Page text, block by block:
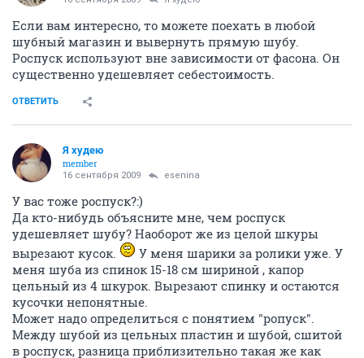
Если вам интересно, то можете поехать в любой
шубный магазин и вывернуть прямую шубу.
Роспуск используют вне зависимости от фасона. Он
существенно удешевляет себестоимость.
ОТВЕТИТЬ
Я худею
member
16 сентября 2009 esenina
У вас тоже роспуск?:)
Да кто-нибудь объясните мне, чем роспуск
удешевляет шубу? Наоборот же из целой шкуры
вырезают кусок.
У меня шарики за ролики уже. У
меня шуба из спинок 15-18 см шириной , капор
цельный из 4 шкурок. Вырезают спинку и остаются
кусочки непонятные.
Может надо определиться с понятием "ропуск".
Между шубой из цельных пластин и шубой, сшитой
в роспуск, разница приблизительно такая же как